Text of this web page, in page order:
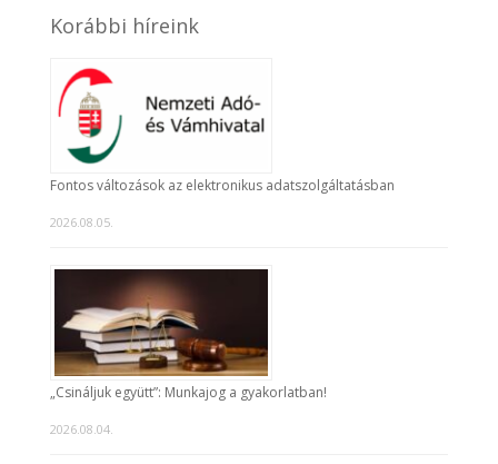
Korábbi híreink
Fontos változások az elektronikus adatszolgáltatásban
2026.08.05.
„Csináljuk együtt”: Munkajog a gyakorlatban!
2026.08.04.